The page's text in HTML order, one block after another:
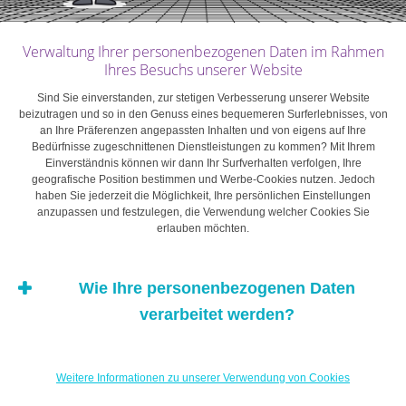
Der Einzelfall als Leitmotiv
Das Repräsentativitätsprinzip beschreibt die allgemeine
Tendenz, Einzelfälle zu verallgemeinern. Dies wäre etwa
der Fall, wenn ein zukünftiger Unternehmer versucht,
seine Familie von seinem Projekt zu überzeugen, indem
er ihr nur von den Erfolgsgeschichten berichtet. Aus
diesen Beispielen – bei denen es sich um Einzelfälle
handelt – schließt der besagte Unternehmer dann, dass
nicht, dass diese meist in den Medien aufgebauschten
Erfolgsgeschichten angesichts der sehr großen Zahl
anmelden, tun dies in den ersten 18 Monaten nach der
Verwaltung Ihrer personenbezogenen Daten im Rahmen
Ihres Besuchs unserer Website
Sind Sie einverstanden, zur stetigen Verbesserung unserer Website
beizutragen und so in den Genuss eines bequemeren Surferlebnisses, von
an Ihre Präferenzen angepassten Inhalten und von eigens auf Ihre
Bedürfnisse zugeschnittenen Dienstleistungen zu kommen? Mit Ihrem
Einverständnis können wir dann Ihr Surfverhalten verfolgen, Ihre
geografische Position bestimmen und Werbe-Cookies nutzen. Jedoch
haben Sie jederzeit die Möglichkeit, Ihre persönlichen Einstellungen
anzupassen und festzulegen, die Verwendung welcher Cookies Sie
erlauben möchten.
Wie Ihre personenbezogenen Daten
verarbeitet werden?
Weitere Informationen zu unserer Verwendung von Cookies